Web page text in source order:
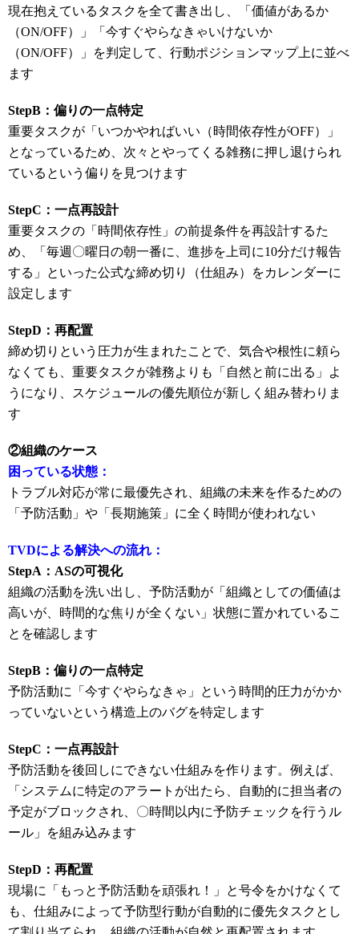
現在抱えているタスクを全て書き出し、「価値があるか
（ON/OFF）」「今すぐやらなきゃいけないか
（ON/OFF）」を判定して、行動ポジションマップ上に並べ
ます
StepB：偏りの一点特定
重要タスクが「いつかやればいい（時間依存性がOFF）」
となっているため、次々とやってくる雑務に押し退けられ
ているという偏りを見つけます
StepC：一点再設計
重要タスクの「時間依存性」の前提条件を再設計するた
め、「毎週〇曜日の朝一番に、進捗を上司に10分だけ報告
する」といった公式な締め切り（仕組み）をカレンダーに
設定します
StepD：再配置
締め切りという圧力が生まれたことで、気合や根性に頼ら
なくても、重要タスクが雑務よりも「自然と前に出る」よ
うになり、スケジュールの優先順位が新しく組み替わりま
す
②組織のケース
困っている状態：
トラブル対応が常に最優先され、組織の未来を作るための
「予防活動」や「長期施策」に全く時間が使われない
TVDによる解決への流れ：
StepA：ASの可視化
組織の活動を洗い出し、予防活動が「組織としての価値は
高いが、時間的な焦りが全くない」状態に置かれているこ
とを確認します
StepB：偏りの一点特定
予防活動に「今すぐやらなきゃ」という時間的圧力がかか
っていないという構造上のバグを特定します
StepC：一点再設計
予防活動を後回しにできない仕組みを作ります。例えば、
「システムに特定のアラートが出たら、自動的に担当者の
予定がブロックされ、〇時間以内に予防チェックを行うル
ール」を組み込みます
StepD：再配置
現場に「もっと予防活動を頑張れ！」と号令をかけなくて
も、仕組みによって予防型行動が自動的に優先タスクとし